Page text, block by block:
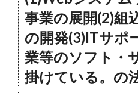
事業の展開(2)組
の開発(3)ITサポ
業等のソフト・
掛けている。の